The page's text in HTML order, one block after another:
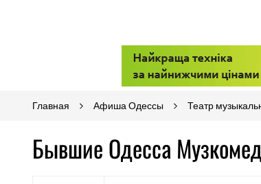
Главная Афиша Одессы Театр
Бывшие Одесса